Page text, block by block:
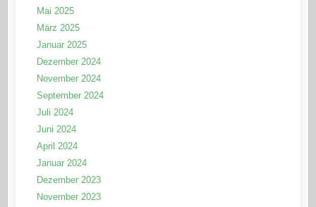
Mai 2025
März 2025
Januar 2025
Dezember 2024
November 2024
September 2024
Juli 2024
Juni 2024
April 2024
Januar 2024
Dezember 2023
November 2023